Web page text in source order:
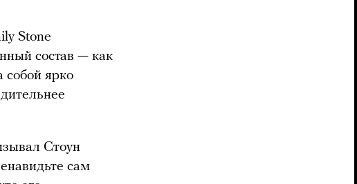
Stone
состав — как
собой ярко
Стоун
сам